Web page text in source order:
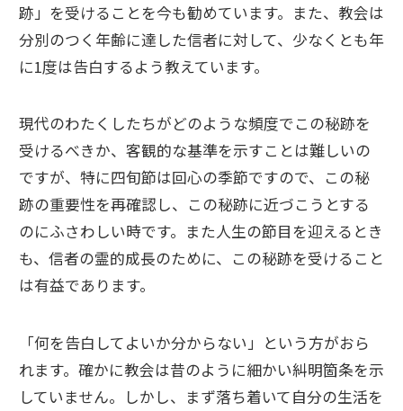
跡」を受けることを今も勧めています。また、教会は
分別のつく年齢に達した信者に対して、少なくとも年
に1度は告白するよう教えています。
現代のわたくしたちがどのような頻度でこの秘跡を
受けるべきか、客観的な基準を示すことは難しいの
ですが、特に四旬節は回心の季節ですので、この秘
跡の重要性を再確認し、この秘跡に近づこうとする
のにふさわしい時です。また人生の節目を迎えるとき
も、信者の霊的成長のために、この秘跡を受けること
は有益であります。
「何を告白してよいか分からない」という方がおら
れます。確かに教会は昔のように細かい糾明箇条を示
していません。しかし、まず落ち着いて自分の生活を